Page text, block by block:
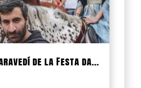
de la Festa da...